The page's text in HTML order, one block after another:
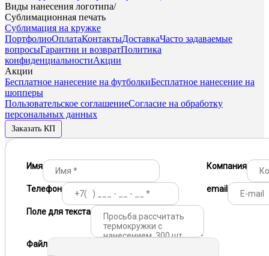
Виды нанесения логотипа/
Сублимационная печать
Сублимация на кружке
ПортфолиоОплатаКонтактыДоставкаЧасто задаваемые
вопросыГарантии и возвратПолитика
конфиденциальностиАкции
Акции
Бесплатное нанесение на футболкиБесплатное нанесение на
шопперы
Пользовательское соглашениеСогласие на обработку
персональных данных
Заказать КП
Имя Компания
Телефон email
Поле для текста
Файл